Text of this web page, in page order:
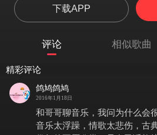
我的身体有些慌
此时有个声音告
我愿能一直朝着太
朝着阳光的方
当麻雀飞过山
下载APP
评论 相似歌曲
精彩评论
鸽鸠鸽鸠
2016年1月18日
和哥哥聊音乐，我问为什么会
音乐太浮躁，情歌太悲伤，古